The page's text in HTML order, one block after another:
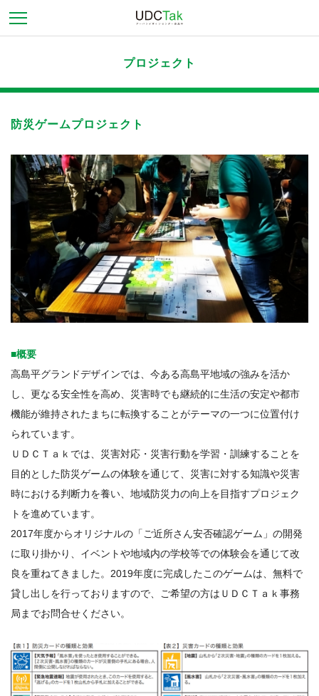
プロジェクト
防災ゲームプロジェクト
■概要
高島平グランドデザインでは、今ある高島平地域の強みを活か
し、更なる安全性を高め、災害時でも継続的に生活の安定や都市
機能が維持されたまちに転換することがテーマの一つに位置付け
られています。
ＵＤＣＴａｋでは、災害対応・災害行動を学習・訓練することを
目的とした防災ゲームの体験を通じて、災害に対する知識や災害
時における判断力を養い、地域防災力の向上を目指すプロジェク
トを進めています。
2017年度からオリジナルの「ご近所さん安否確認ゲーム」の開発
に取り掛かり、イベントや地域内の学校等での体験会を通じて改
良を重ねてきました。2019年度に完成したこのゲームは、無料で
貸し出しを行っておりますので、ご希望の方はＵＤＣＴａｋ事務
局までお問合せください。